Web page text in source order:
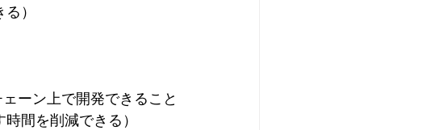
）
ーン上で開発できること
間を削減できる）